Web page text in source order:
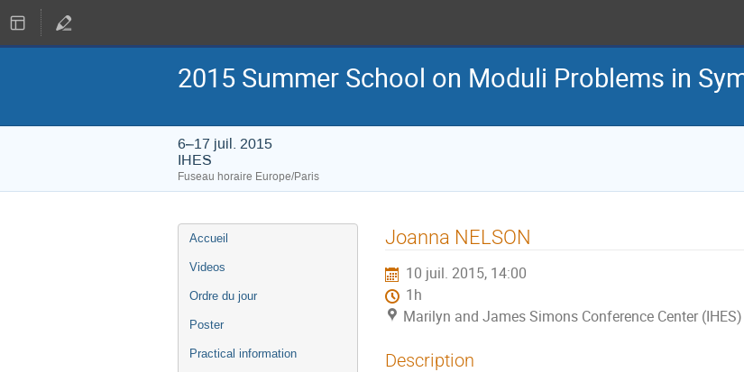
2015 Summer School on Moduli Problems in
6–17 juil. 2015
IHES
Fuseau horaire Europe/Paris
Menu
de
l'événement
Accueil
Videos
Ordre du jour
Poster
Practical information
Joanna NELSON
10 juil. 2015, 14:00
1h
Marilyn and James Simons Conference Center (IHES)
Description